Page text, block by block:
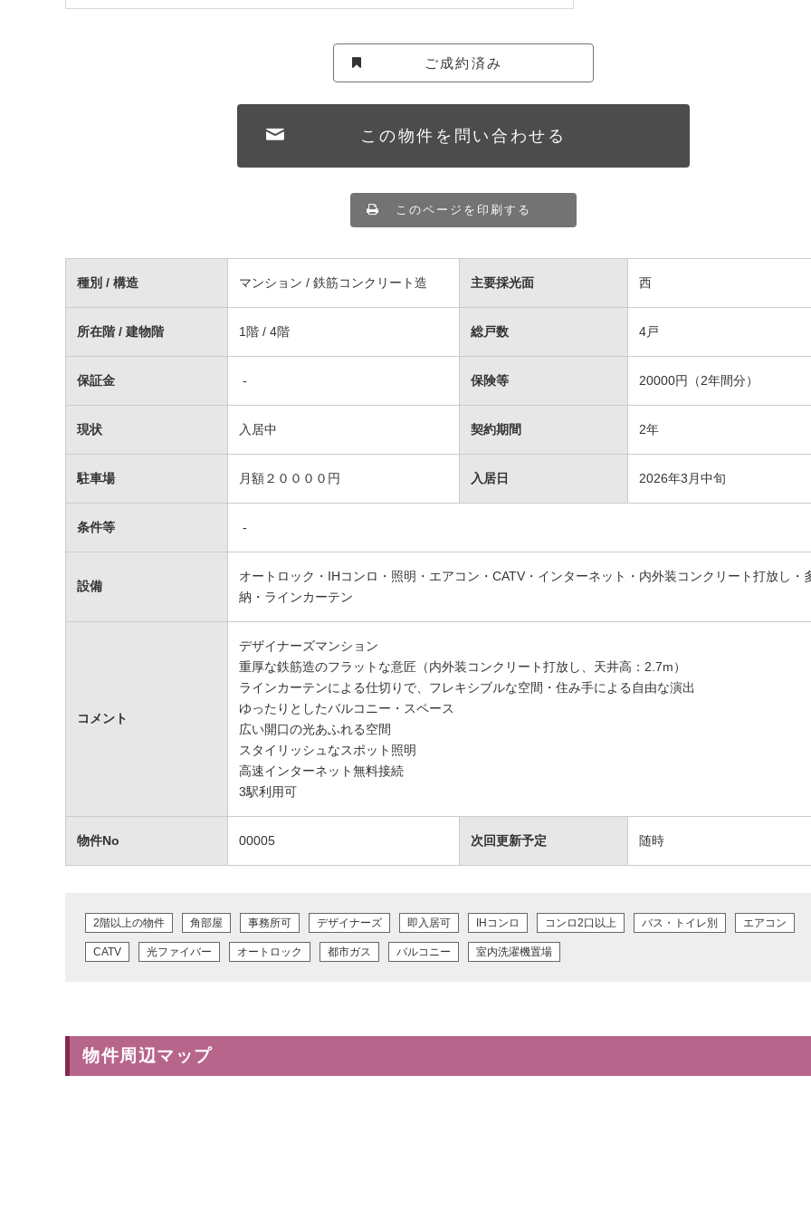
ご成約済み
この物件を問い合わせる
このページを印刷する
種別 / 構造 マンション / 鉄筋コンクリート造 主要採光面 西
所在階 / 建物階 1階 / 4階 総戸数 4戸
保証金 - 保険等 20000円（2年間分）
現状 入居中 契約期間 2年
駐車場 月額２００００円 入居日 2026年3月中旬
条件等 -
設備
オートロック・IHコンロ・照明・エアコン・CATV・インターネット・内外装コンクリート打放し・
納・ラインカーテン
コメント
デザイナーズマンション
重厚な鉄筋造のフラットな意匠（内外装コンクリート打放し、天井高：2.7m）
ラインカーテンによる仕切りで、フレキシブルな空間・住み手による自由な演出
ゆったりとしたバルコニー・スペース
広い開口の光あふれる空間
スタイリッシュなスポット照明
高速インターネット無料接続
3駅利用可
物件No 00005 次回更新予定 随時
2階以上の物件 角部屋 事務所可 デザイナーズ 即入居可 IHコンロ コンロ2口以上 バス・トイレ別 エアコン
CATV 光ファイバー オートロック 都市ガス バルコニー 室内洗濯機置場
物件周辺マップ